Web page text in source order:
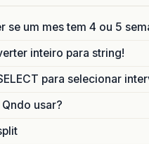
se um mes tem 4 ou 5
inteiro para string!
para selecionar
usar?